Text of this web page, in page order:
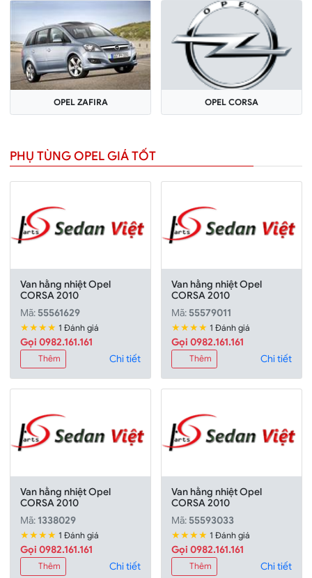
OPEL ZAFIRA OPEL CORSA
PHỤ TÙNG OPEL GIÁ TỐT
Van hằng nhiệt Opel
CORSA 2010
Mã: 55561629
★★★★ 1 Đánh giá
Gọi 0982.161.161
Thêm Chi tiết
Van hằng nhiệt Opel
CORSA 2010
Mã: 55579011
★★★★ 1 Đánh giá
Gọi 0982.161.161
Thêm Chi tiết
Van hằng nhiệt Opel
CORSA 2010
Mã: 1338029
★★★★ 1 Đánh giá
Gọi 0982.161.161
Thêm Chi tiết
Van hằng nhiệt Opel
CORSA 2010
Mã: 55593033
★★★★ 1 Đánh giá
Gọi 0982.161.161
Thêm Chi tiết